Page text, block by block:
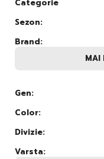
Categorie
Sezon:
Brand:
MAI
Gen:
Color:
Divizie:
Varsta: